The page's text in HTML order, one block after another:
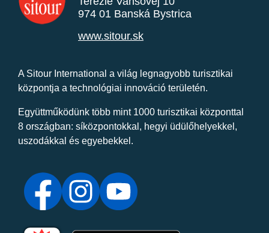
974 01 Banská Bystrica
www.sitour.sk
A Sitour International a világ legnagyobb turisztikai
központja a technológiai innováció területén.
Együttműködünk több mint 1000 turisztikai központtal
8 országban: síközpontokkal, hegyi üdülőhelyekkel,
uszodákkal és egyebekkel.